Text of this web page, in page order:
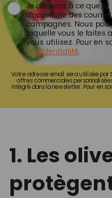
Je consens à ce que
d'ouverture des
campagnes. Nous
laquelle vous le faites
vous utilisez. Pour en
confidentialité.
Votre adresse email sera utilisée par
offres commerciales
intégré dans la newsletter. Pour en
1. Les